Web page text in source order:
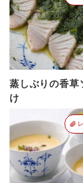
蒸しぶりの香草
け